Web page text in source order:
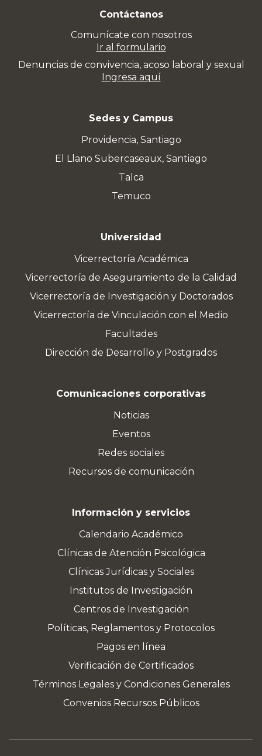
Contáctanos
Comunícate con nosotros
Ir al formulario
Denuncias de convivencia, acoso laboral y sexual
Ingresa aquí
Sedes y Campus
Providencia, Santiago
El Llano Subercaseaux, Santiago
Talca
Temuco
Universidad
Vicerrectoría Académica
Vicerrectoría de Aseguramiento de la Calidad
Vicerrectoría de Investigación y Doctorados
Vicerrectoría de Vinculación con el Medio
Facultades
Dirección de Desarrollo y Postgrados
Comunicaciones corporativas
Noticias
Eventos
Redes sociales
Recursos de comunicación
Información y servicios
Calendario Académico
Clínicas de Atención Psicológica
Clínicas Jurídicas y Sociales
Institutos de Investigación
Centros de Investigación
Políticas, Reglamentos y Protocolos
Pagos en línea
Verificación de Certificados
Términos Legales y Condiciones Generales
Convenios Recursos Públicos